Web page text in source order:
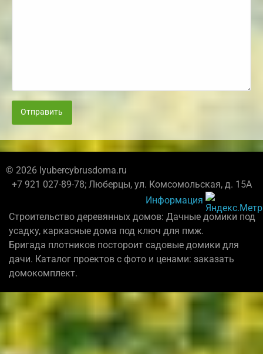
Отправить
© 2026 lyubercybrusdoma.ru
+7 921 027-89-78; Люберцы, ул. Комсомольская, д. 15А
Информация
Строительство деревянных домов: Дачные домики под
усадку, каркасные дома под ключ для пмж.
Бригада плотников постороит садовые домики для
дачи. Каталог проектов с фото и ценами: заказать
домокомплект.